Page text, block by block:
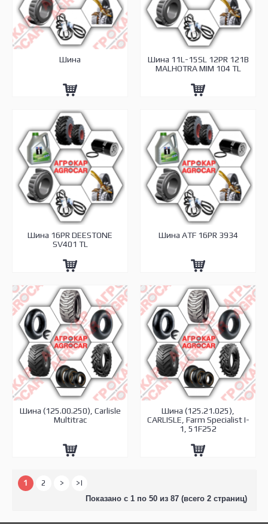
Шина
Шина 11L-15SL 12PR 121В
MALHOTRA MIM 104 TL
Шина 16PR DEESTONE
SV401 TL
Шина ATF 16PR 3934
Шина (125.00.250), Carlisle
Multitrac
Шина (125.21.025),
CARLISLE, Farm Specialist I-
1, 51F252
1 2 >
>|
Показано с 1 по 50 из 87 (всего 2 страниц)